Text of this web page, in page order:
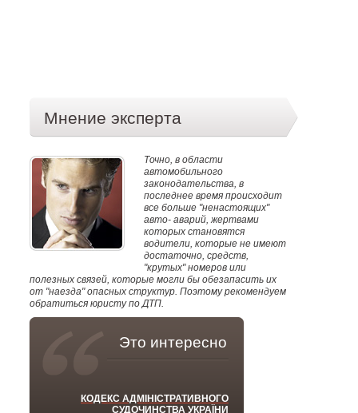
Мнение эксперта
Точно, в области
автомобильного
законодательства, в
последнее время происходит
все больше "ненастоящих"
авто- аварий, жертвами
которых становятся
водители, которые не имеют
достаточно, средств,
"крутых" номеров или
полезных связей, которые могли бы обезапасить их
от "наезда" опасных структур. Поэтому рекомендуем
обратиться юристу по ДТП.
Это интересно
КОДЕКС АДМІНІСТРАТИВНОГО
СУДОЧИНСТВА УКРАЇНИ